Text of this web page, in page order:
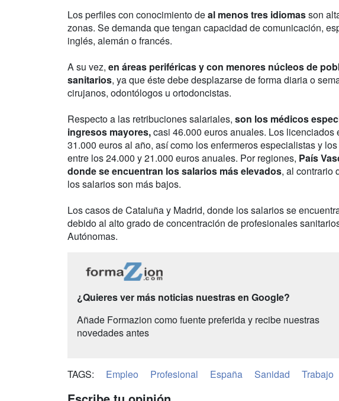
Los perfiles con conocimiento deal menos tres idiomasson
zonas. Se demanda que tengan capacidad de comunicación,
inglés, alemán o francés.
A su vez, en áreas periféricas y con menores núcleos de
sanitarios, ya que éste debe desplazarse de forma diaria o
cirujanos, odontólogos u ortodoncistas.
Respecto a las retribuciones salariales, son los médicos
ingresos mayores,casi 46.000 euros anuales. Los
31.000 euros al año, así como los enfermeros especialistas y
entre los 24.000 y 21.000 euros anuales. Por regiones, País
donde se encuentran los salarios más elevados, al contrario
los salarios son más bajos.
Los casos de Cataluña y Madrid, donde los salarios se
debido al alto grado de concentración de profesionales
Autónomas.
¿Quieres ver más noticias nuestras en Google?
Añade Formazion como fuente preferida y recibe nuestras
novedades antes
TAGS: Empleo Profesional España Sanidad Trabajo